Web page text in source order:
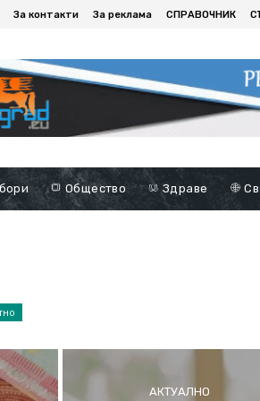
За контакти За реклама СПРАВОЧНИК
Общество Здраве
АКТУАЛНО